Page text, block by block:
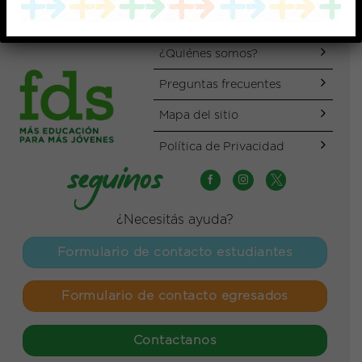
¿Quiénes somos?
Preguntas frecuentes
Mapa del sitio
Política de Privacidad
¿Necesitás ayuda?
Formulario de contacto estudiantes
Formulario de contacto egresados
Contactanos